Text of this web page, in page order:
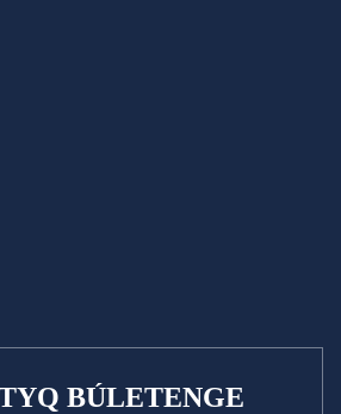
BÚLETENGE